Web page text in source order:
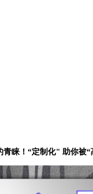
睐！“定制化" 助你被“